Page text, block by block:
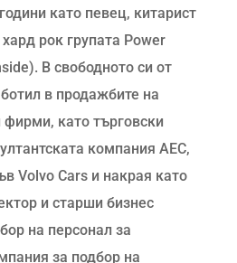
като певец, китарист
рок групата Power
В свободното си от
в продажбите на
като търговски
компания AEC,
Volvo Cars и накрая като
и старши бизнес
на персонал за
за подбор на